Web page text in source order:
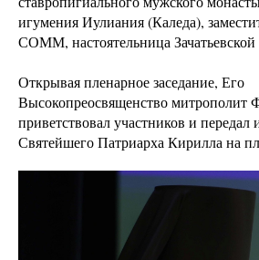
игумения Иулиания (Каледа),
СОММ, настоятельница Зачатьевской
Открывая пленарное заседание, Его
Высокопреосвященство митрополит
приветствовал участников и передал
Святейшего Патриарха Кирилла на